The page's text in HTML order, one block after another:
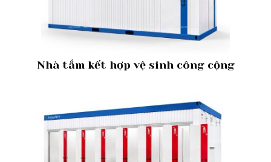
Nhà tắm kết hợp vệ sinh công cộng